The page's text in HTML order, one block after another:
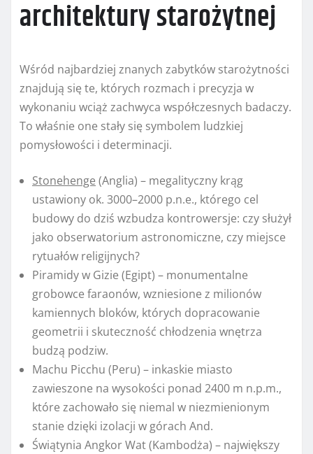
architektury starożytnej
Wśród najbardziej znanych zabytków starożytności
znajdują się te, których rozmach i precyzja w
wykonaniu wciąż zachwyca współczesnych badaczy.
To właśnie one stały się symbolem ludzkiej
pomysłowości i determinacji.
Stonehenge (Anglia) – megalityczny krąg
ustawiony ok. 3000–2000 p.n.e., którego cel
budowy do dziś wzbudza kontrowersje: czy służył
jako obserwatorium astronomiczne, czy miejsce
rytuałów religijnych?
Piramidy w Gizie (Egipt) – monumentalne
grobowce faraonów, wzniesione z milionów
kamiennych bloków, których dopracowanie
geometrii i skuteczność chłodzenia wnętrza
budzą podziw.
Machu Picchu (Peru) – inkaskie miasto
zawieszone na wysokości ponad 2400 m n.p.m.,
które zachowało się niemal w niezmienionym
stanie dzięki izolacji w górach And.
Świątynia Angkor Wat (Kambodża) – największy